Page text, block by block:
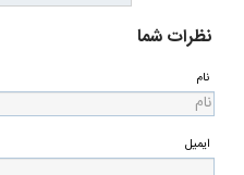
نظرات شما
نام
ایمیل